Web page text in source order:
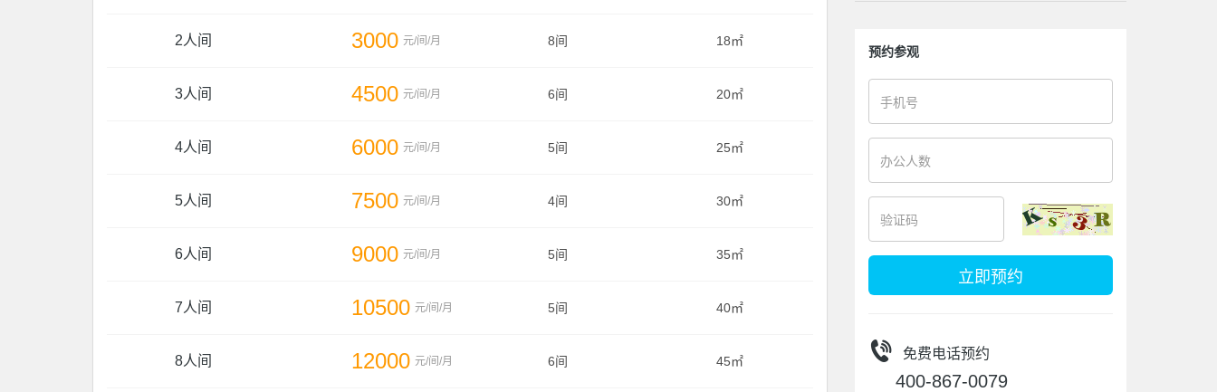
2人间 3000 元/间/月 18㎡
8间
3人间 4500 元/间/月 20㎡
6间
4人间 6000 元/间/月 25㎡
5间
5人间 7500 元/间/月 30㎡
4间
6人间 9000 元/间/月 35㎡
5间
7人间 10500 元/间/月 40㎡
5间
8人间 12000 元/间/月 45㎡
6间
预约参观
立即预约
免费电话预约
400-867-0079